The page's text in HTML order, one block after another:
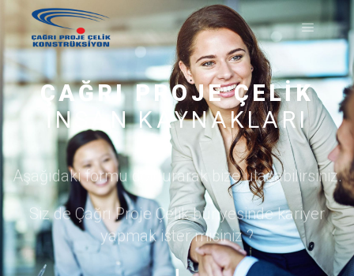
ÇAĞRI PROJE ÇELIK
INSAN KAYNAKLARI
Aşağıdaki formu doldurarak bize ulaşabilirsiniz.
Siz de Çağrı Proje Çelik bünyesinde kariyer
yapmak ister misiniz ?